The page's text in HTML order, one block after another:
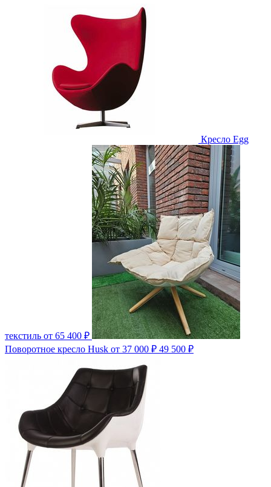
Кресло Egg
текстиль от 65 400 ₽
Поворотное кресло Husk от 37 000 ₽ 49 500 ₽